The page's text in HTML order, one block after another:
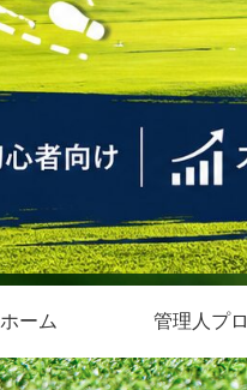
ホーム 管理人プ